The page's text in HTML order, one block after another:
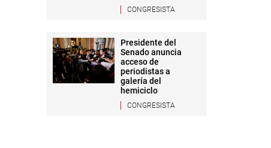
CONGRESISTA
Presidente del
Senado anuncia
acceso de
periodistas a
galería del
hemiciclo
CONGRESISTA